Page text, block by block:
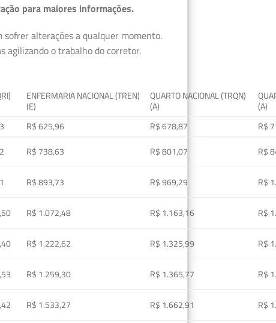
para maiores informações.
sofrer alterações a qualquer momento.
agilizando o trabalho do corretor.
ENFERMARIA NACIONAL (TREN)
(E)
QUARTO NACIONAL (TRQN)
(A)
(A)
R$ 625,96 R$ 678,87
R$
R$ 738,63 R$ 801,07
R$
R$ 893,73 R$ 969,29
R$
R$ 1.072,48 R$ 1.163,16
R$
R$ 1.222,62 R$ 1.325,99
R$
R$ 1.259,30 R$ 1.365,77
R$
R$ 1.533,27 R$ 1.662,91
R$